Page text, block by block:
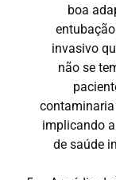
boa
invasivo
não se
implicando
de saúde